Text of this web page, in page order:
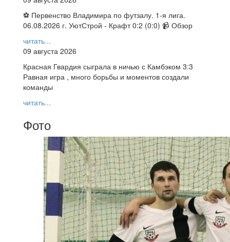
⚽ Первенство Владимира по футзалу. 1-я лига.
06.08.2026 г. УютСтрой - Крафт 0:2 (0:0) 📹 Обзор
читать...
09 августа 2026
Красная Гвардия сыграла в ничью с Камбэком 3:3
Равная игра , много борьбы и моментов создали
команды
читать...
Фото